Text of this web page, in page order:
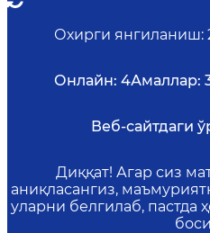
Охирги янгиланиш:
Онлайн: 4Амаллар:
Веб-сайтдаги
Диққат! Агар сиз
аниқласангиз,
уларни белгилаб, пастда